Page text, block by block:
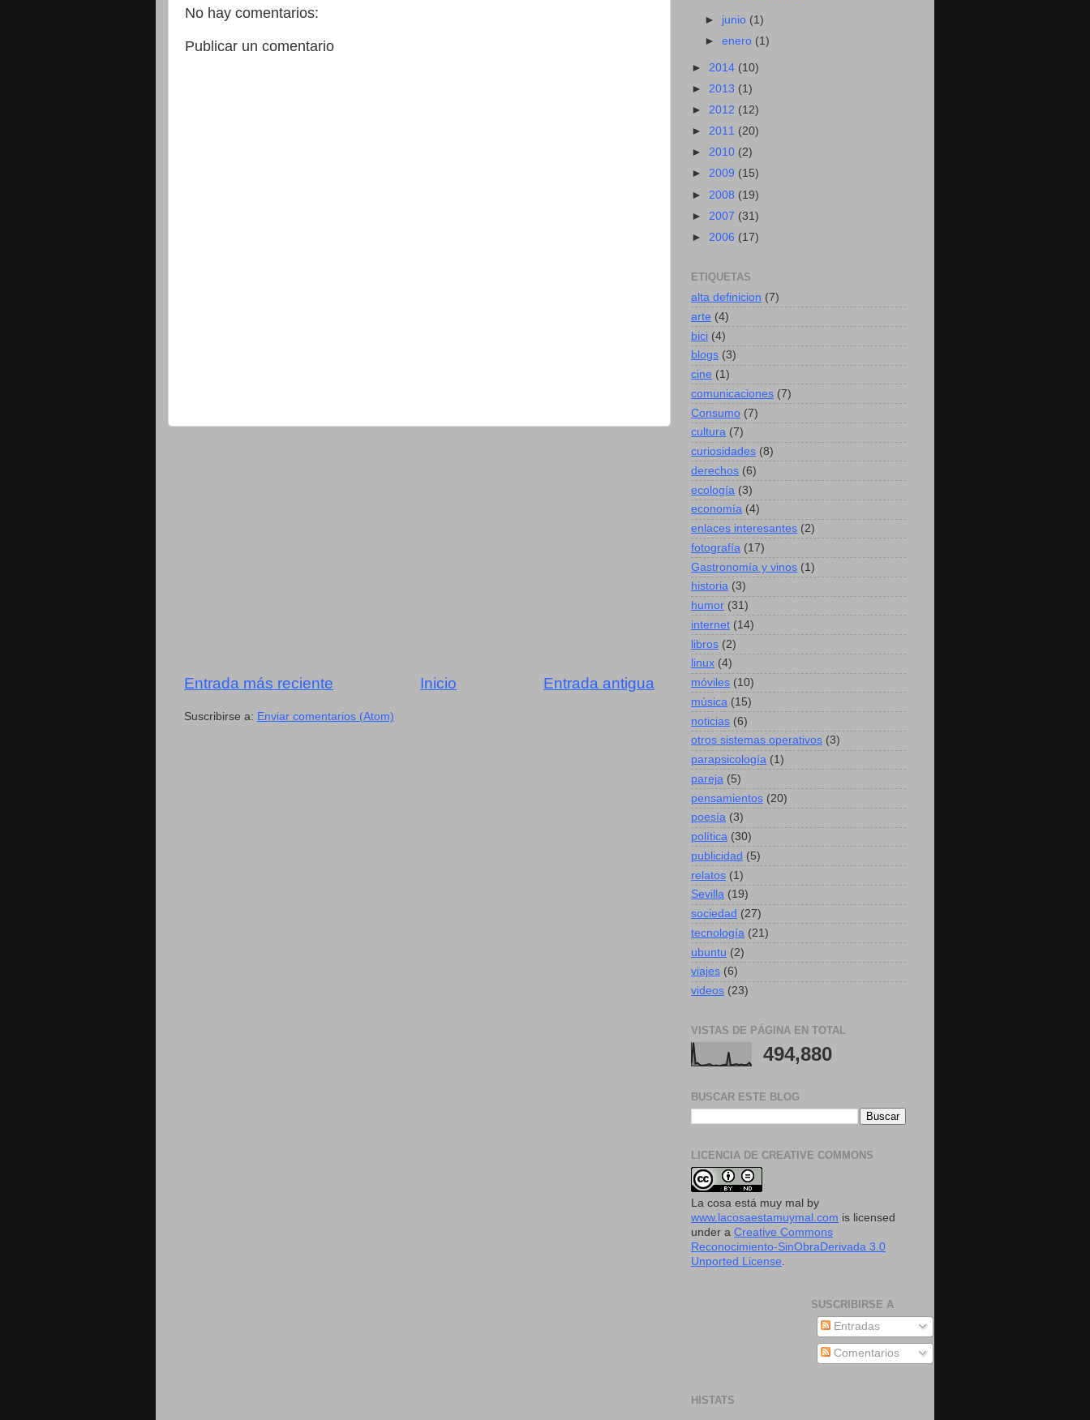
No hay comentarios:
Publicar un comentario
Entrada más reciente Entrada antigua
Inicio
Suscribirse a: Enviar comentarios (Atom)
► junio (1)
►enero (1)
► 2014 (10)
► 2013 (1)
► 2012 (12)
► 2011 (20)
► 2010 (2)
► 2009 (15)
► 2008 (19)
► 2007 (31)
► 2006 (17)
ETIQUETAS
alta definicion (7)
arte (4)
bici (4)
blogs (3)
cine (1)
comunicaciones (7)
Consumo (7)
cultura (7)
curiosidades (8)
derechos (6)
ecología (3)
economía (4)
enlaces interesantes (2)
fotografía (17)
Gastronomía y vinos (1)
historia (3)
humor (31)
internet (14)
libros (2)
linux (4)
móviles (10)
música (15)
noticias (6)
otros sistemas operativos (3)
parapsicología (1)
pareja (5)
pensamientos (20)
poesía (3)
política (30)
publicidad (5)
relatos (1)
Sevilla (19)
sociedad (27)
tecnología (21)
ubuntu (2)
viajes (6)
videos (23)
VISTAS DE PÁGINA EN TOTAL
494,880
BUSCAR ESTE BLOG
LICENCIA DE CREATIVE COMMONS
La cosa está muy mal
by
www.lacosaestamuymal.com is licensed
under a Creative Commons
Reconocimiento-SinObraDerivada 3.0
Unported License
SUSCRIBIRSE A
Entradas
Comentarios
HISTATS